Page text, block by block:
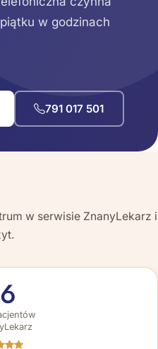
w godzinach
791 017 501
w serwisie ZnanyLekarz i